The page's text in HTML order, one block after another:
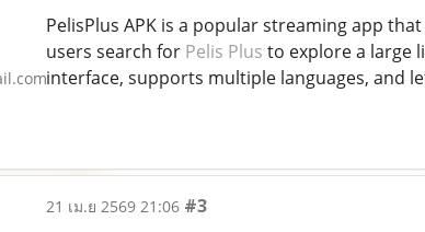
PelisPlus APK is a popular streaming app
users search for Pelis Plus to explore a large
interface, supports multiple languages, and
21 เม.ย 2569 21:06 #3